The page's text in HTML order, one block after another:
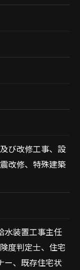
び改修工事、設
改修、特殊建築
水装置工事主任
度判定士、住宅
ー、既存住宅状